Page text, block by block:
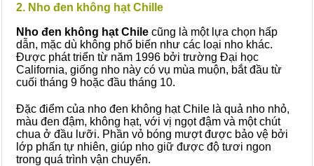
2. Nho đen không hạt Chille
Nho đen không hạt Chile cũng là một lựa chọn hấp
dẫn, mặc dù không phổ biến như các loại nho khác.
Được phát triển từ năm 1996 bởi trường Đại học
California, giống nho này có vụ mùa muộn, bắt đầu từ
cuối tháng 9 hoặc đầu tháng 10.
Đặc điểm của nho đen không hạt Chile là quả nho nhỏ,
màu đen đậm, không hạt, với vị ngọt đậm và một chút
chua ở đầu lưỡi. Phần vỏ bóng mượt được bảo vệ bởi
lớp phấn tự nhiên, giúp nho giữ được độ tươi ngon
trong quá trình vận chuyển.